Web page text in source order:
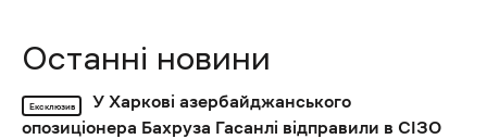
Останні новини
Ексклюзив
У Харкові азербайджанського
опозиціонера Бахруза Гасанлі відправили в СІЗО